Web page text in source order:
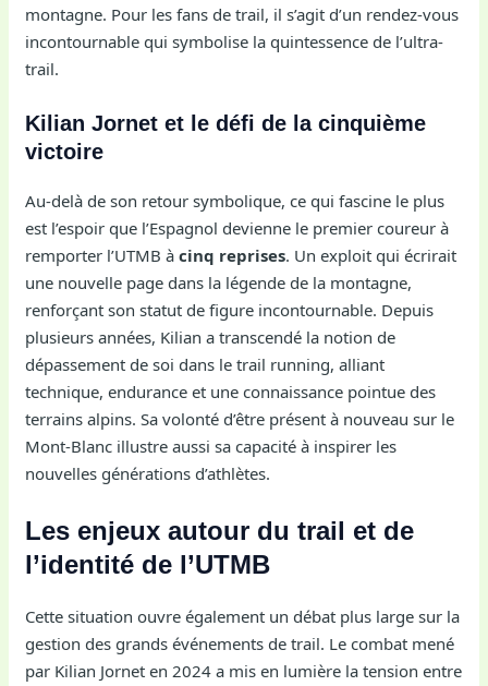
montagne. Pour les fans de trail, il s’agit d’un rendez-vous
incontournable qui symbolise la quintessence de l’ultra-
trail.
Kilian Jornet et le défi de la cinquième
victoire
Au-delà de son retour symbolique, ce qui fascine le plus
est l’espoir que l’Espagnol devienne le premier coureur à
remporter l’UTMB àcinq reprises. Un exploit qui écrirait
une nouvelle page dans la légende de la montagne,
renforçant son statut de figure incontournable. Depuis
plusieurs années, Kilian a transcendé la notion de
dépassement de soi dans le trail running, alliant
technique, endurance et une connaissance pointue des
terrains alpins. Sa volonté d’être présent à nouveau sur le
Mont-Blanc illustre aussi sa capacité à inspirer les
nouvelles générations d’athlètes.
Les enjeux autour du trail et de
l’identité de l’UTMB
Cette situation ouvre également un débat plus large sur la
gestion des grands événements de trail. Le combat mené
par Kilian Jornet en 2024 a mis en lumière la tension entre